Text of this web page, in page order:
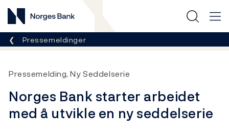
Norges Bank
Her er du nå:
Pressemeldinger
Pressemelding, Ny Seddelserie
Norges Bank starter arbeidet
med å utvikle en ny seddelserie